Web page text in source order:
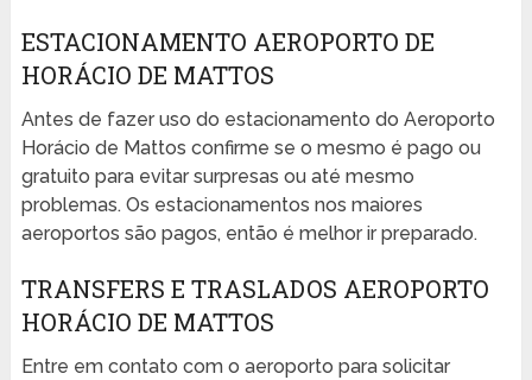
ESTACIONAMENTO AEROPORTO DE
HORÁCIO DE MATTOS
Antes de fazer uso do estacionamento do Aeroporto
Horácio de Mattos confirme se o mesmo é pago ou
gratuito para evitar surpresas ou até mesmo
problemas. Os estacionamentos nos maiores
aeroportos são pagos, então é melhor ir preparado.
TRANSFERS E TRASLADOS AEROPORTO
HORÁCIO DE MATTOS
Entre em contato com o aeroporto para solicitar